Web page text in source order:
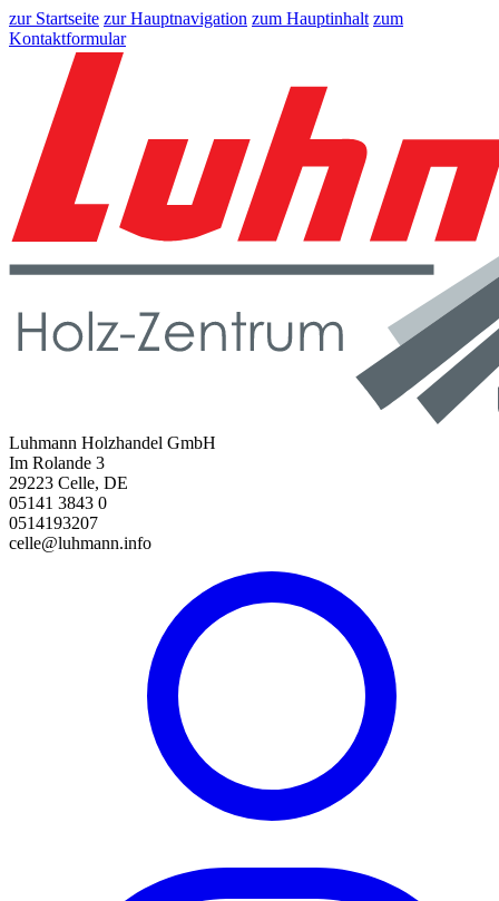
zur Startseite zur Hauptnavigation zum Hauptinhalt zum
Kontaktformular
Luhmann Holzhandel GmbH
Im Rolande 3
29223 Celle, DE
05141 3843 0
0514193207
celle@luhmann.info